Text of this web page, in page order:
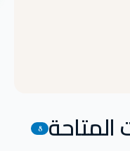
المتاحة 8